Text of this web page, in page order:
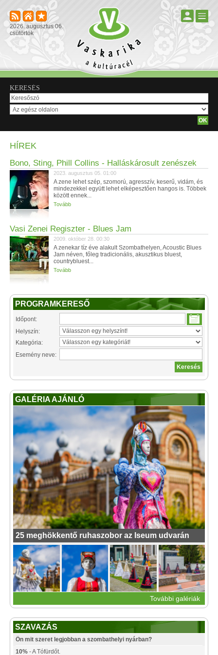
2026. augusztus 06.
csütörtök
KERESÉS
HÍREK
Bono, Sting, Phill Collins - Halláskárosult zenészek
2023. augusztus 05. 01:00
A zene lehet szép, szomorú, agresszív, keserű, vidám, és
mindezekkel együtt lehet elképesztően hangos is. Többek
között ennek...
Tovább
Vasi Zenei Regiszter - Blues Jam
2009. október 28. 00:30
A zenekar tíz éve alakult Szombathelyen, Acoustic Blues
Jam néven, főleg tradicionális, akusztikus bluest,
countrybluest...
Tovább
PROGRAMKERESŐ
Időpont:
Helyszín:
Kategória:
Esemény neve:
GALÉRIA AJÁNLÓ
25 meghökkentő ruhaszobor az Iseum udvarán
További galériák
SZAVAZÁS
Ön mit szeret legjobban a szombathelyi nyárban?
10% - A Tófürdőt.